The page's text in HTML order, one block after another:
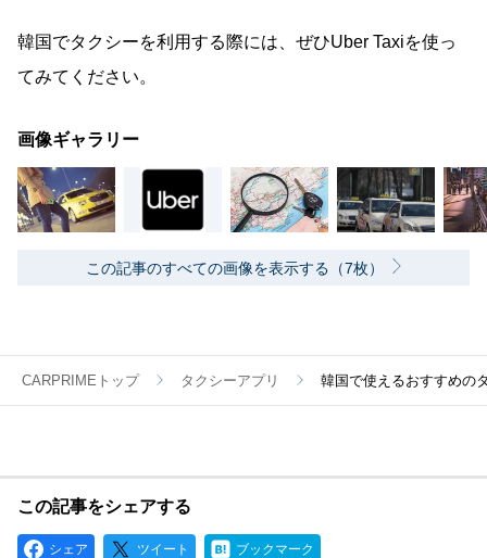
韓国でタクシーを利用する際には、ぜひUber Taxiを使っ
てみてください。
画像ギャラリー
この記事のすべての画像を表示する（7枚）
CARPRIMEトップ タクシーアプリ 韓国で使えるおすすめの
この記事をシェアする
シェア ツイート ブックマーク